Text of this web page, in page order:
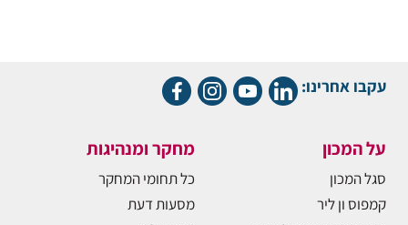
עקבו אחרינו:
על המכון
סגל המכון
קמפוס ון ליר
מחקר ומנהיגות
כל תחומי המחקר
מסעות דעת